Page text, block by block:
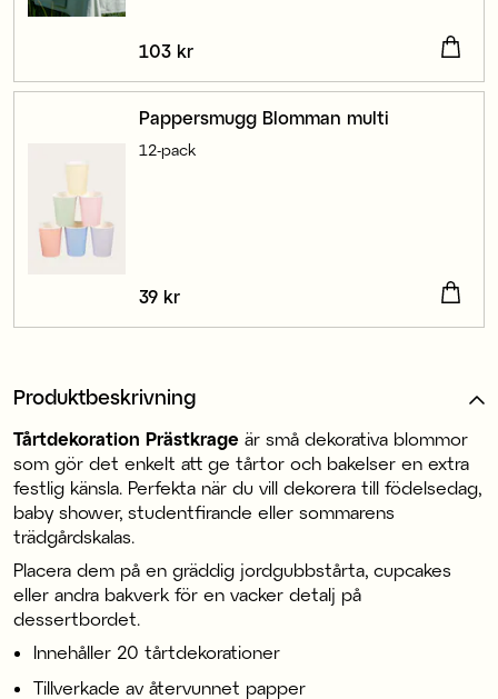
Pris:103 kr
103 kr
Pappersmugg Blomman multi
12-pack
Pris:
39 kr
Produktbeskrivning
Tårtdekoration Prästkrage är små dekorativa blommor
som gör det enkelt att ge tårtor och bakelser en extra
festlig känsla. Perfekta när du vill dekorera till födelsedag,
baby shower, studentfirande eller sommarens
trädgårdskalas.
Placera dem på en gräddig jordgubbstårta, cupcakes
eller andra bakverk för en vacker detalj på
dessertbordet.
Innehåller 20 tårtdekorationer
Tillverkade av återvunnet papper